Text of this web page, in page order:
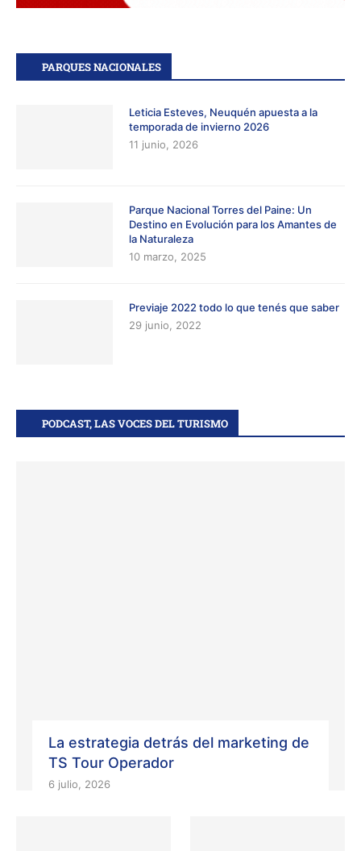
PARQUES NACIONALES
Leticia Esteves, Neuquén apuesta a la
temporada de invierno 2026
11 junio, 2026
Parque Nacional Torres del Paine: Un
Destino en Evolución para los Amantes de
la Naturaleza
10 marzo, 2025
Previaje 2022 todo lo que tenés que saber
29 junio, 2022
PODCAST, LAS VOCES DEL TURISMO
La estrategia detrás del marketing de
TS Tour Operador
6 julio, 2026